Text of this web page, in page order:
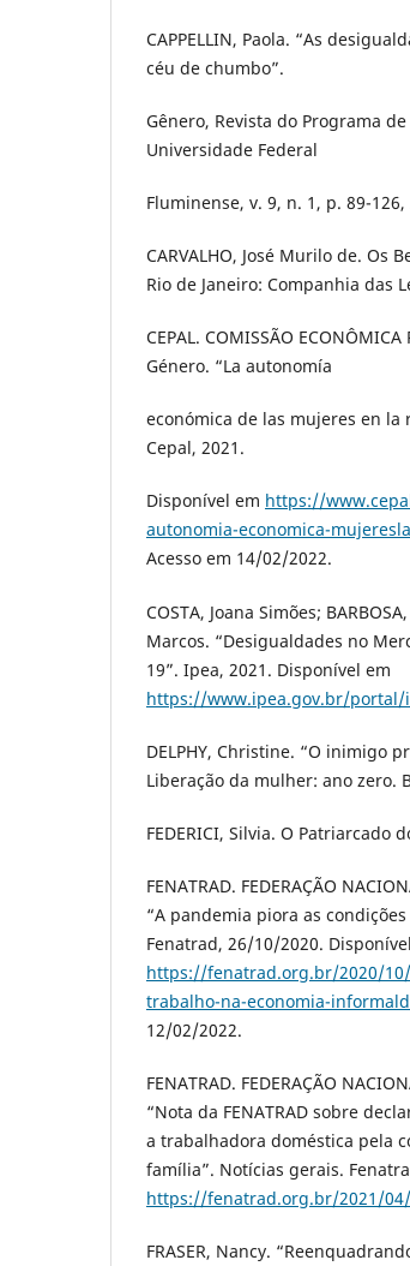
CAPPELLIN, Paola. “As
céu de chumbo”.
Gênero, Revista do Programa
Universidade Federal
Fluminense, v. 9, n. 1, p. 89-126,
CARVALHO, José Murilo de. Os
Rio de Janeiro: Companhia das
CEPAL. COMISSÃO
Género. “La autonomía
económica de las mujeres en
Cepal, 2021.
Disponível em https://
autonomia-economica-
Acesso em 14/02/2022.
COSTA, Joana Simões;
Marcos. “Desigualdades no
19”. Ipea, 2021. Disponível em
https://www.ipea.gov.br/portal/
DELPHY, Christine. “O inimigo
Liberação da mulher: ano zero.
FEDERICI, Silvia. O Patriarcado
FENATRAD. FEDERAÇÃO
“A pandemia piora as
Fenatrad, 26/10/2020.
https://fenatrad.org.br/2020/
trabalho-na-economia-
12/02/2022.
FENATRAD. FEDERAÇÃO
“Nota da FENATRAD sobre
a trabalhadora doméstica pela
família”. Notícias gerais.
https://fenatrad.org.br/2021/
FRASER, Nancy.